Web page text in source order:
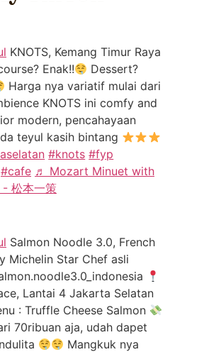
KNOTS, Kemang Timur Raya
Enak!!
Dessert?
Harga nya variatif mulai dari
KNOTS ini comfy and
modern, pencahayaan
teyul kasih bintang
#knots #fyp
#cafe ♬ Mozart Minuet with
松本一策
Salmon Noodle 3.0, French
Michelin Star Chef asli
Lantai 4 Jakarta Selatan
: Truffle Cheese Salmon
70ribuan aja, udah dapet
Mangkuk nya